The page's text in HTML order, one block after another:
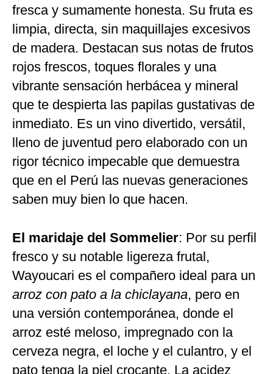
fresca y sumamente honesta. Su fruta es
limpia, directa, sin maquillajes excesivos
de madera. Destacan sus notas de frutos
rojos frescos, toques florales y una
vibrante sensación herbácea y mineral
que te despierta las papilas gustativas de
inmediato. Es un vino divertido, versátil,
lleno de juventud pero elaborado con un
rigor técnico impecable que demuestra
que en el Perú las nuevas generaciones
saben muy bien lo que hacen.
El maridaje del Sommelier: Por su perfil
fresco y su notable ligereza frutal,
Wayoucari es el compañero ideal para un
arroz con pato a la chiclayana, pero en
una versión contemporánea, donde el
arroz esté meloso, impregnado con la
cerveza negra, el loche y el culantro, y el
pato tenga la piel crocante. La acidez